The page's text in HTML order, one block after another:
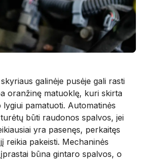
galinėje pusėje gali rasti
oranžinę matuoklę, kuri skirta
lygiui pamatuoti. Automatinės
būti raudonos spalvos, jei
yra pasenęs, perkaitęs
reikia pakeisti. Mechaninės
būna gintaro spalvos, o